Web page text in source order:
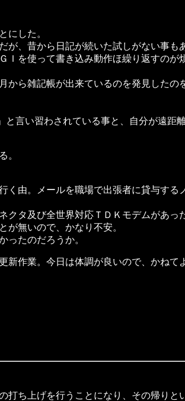
にした。
、昔から日記が続いた試しがない事も
を使って書き込み動作ほ繰り返すのが
ら雑記帳が出来ているのを発見したの
言い習わされている事と、自分が遠距
。
由。メールを職場で出張者に貸与する
タ及び全世界対応ＴＤＫモデムがあっ
無いので、かなり不安。
たのだろうか。
作業。今日は体調が良いので、かねて
ち上げを行うことになり、その帰りと